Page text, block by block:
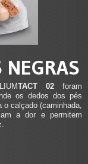
NEGRAS
TACT 02
foram
os dedos dos pés
calçado (caminhada,
a dor e permitem